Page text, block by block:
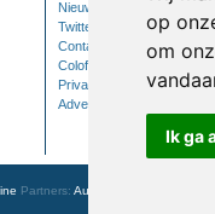
op
om
Ik ga
Nieuwsbrief
Twitter
Contact
Colofon
Privacy
Adverteren
Partners: Autowereld.com